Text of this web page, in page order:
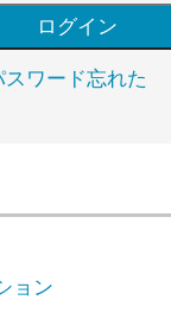
スワード忘れた
ョン